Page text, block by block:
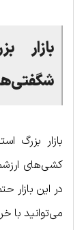
بازار
بازار بزرگ
کشی‌های
در این بازار
می‌توانید با